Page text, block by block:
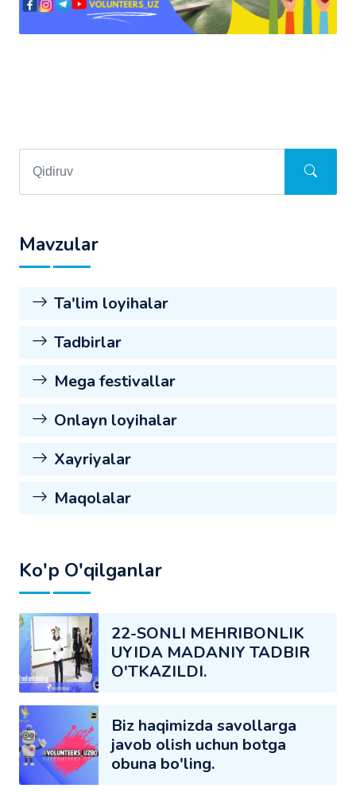
Mavzular
Ta'lim loyihalar
Tadbirlar
Mega festivallar
Onlayn loyihalar
Xayriyalar
Maqolalar
Ko'p O'qilganlar
22-SONLI MEHRIBONLIK
UYIDA MADANIY TADBIR
O'TKAZILDI.
Biz haqimizda savollarga
javob olish uchun botga
obuna bo'ling.